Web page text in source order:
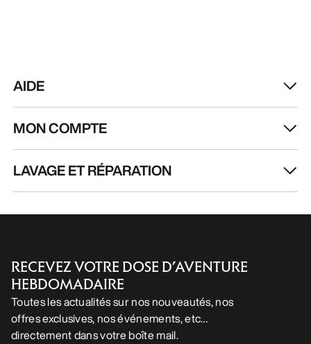
AIDE
MON COMPTE
LAVAGE ET RÉPARATION
RECEVEZ VOTRE DOSE D’AVENTURE
HEBDOMADAIRE
Toutes les actualités sur nos nouveautés, nos
offres exclusives, nos événements, etc…
directement dans votre boîte mail.